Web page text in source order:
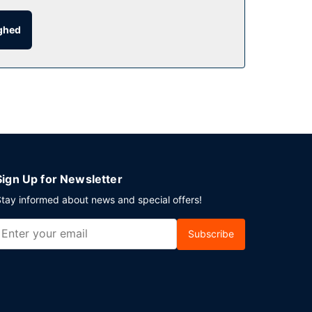
af roomservice (i et begrænset antal timer)
mod gebyr dagligt fra kl. 06.30 til kl.
Up for Newsletter
informed about news and special offers!
Subscribe